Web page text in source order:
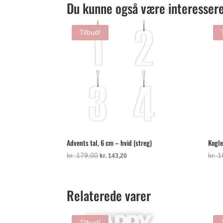
Du kunne også være
Tilbud!
Advents tal, 6 cm – hvid (streg)
kr.179,00Den
kr. 179,00.
kr. 143,20Den
kr. 143,20.
kr.
Relaterede varer